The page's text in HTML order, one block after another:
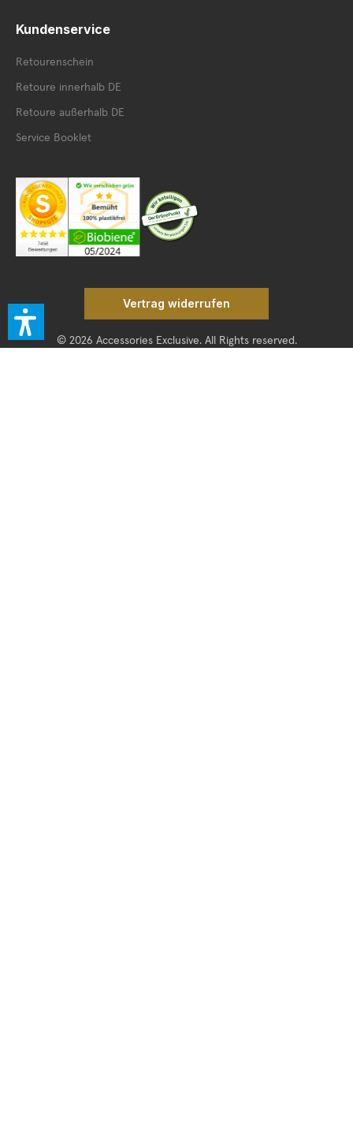
Kundenservice
Retourenschein
Retoure innerhalb DE
Retoure außerhalb DE
Service Booklet
Vertrag widerrufen
© 2026 Accessories Exclusive. All Rights reserved.